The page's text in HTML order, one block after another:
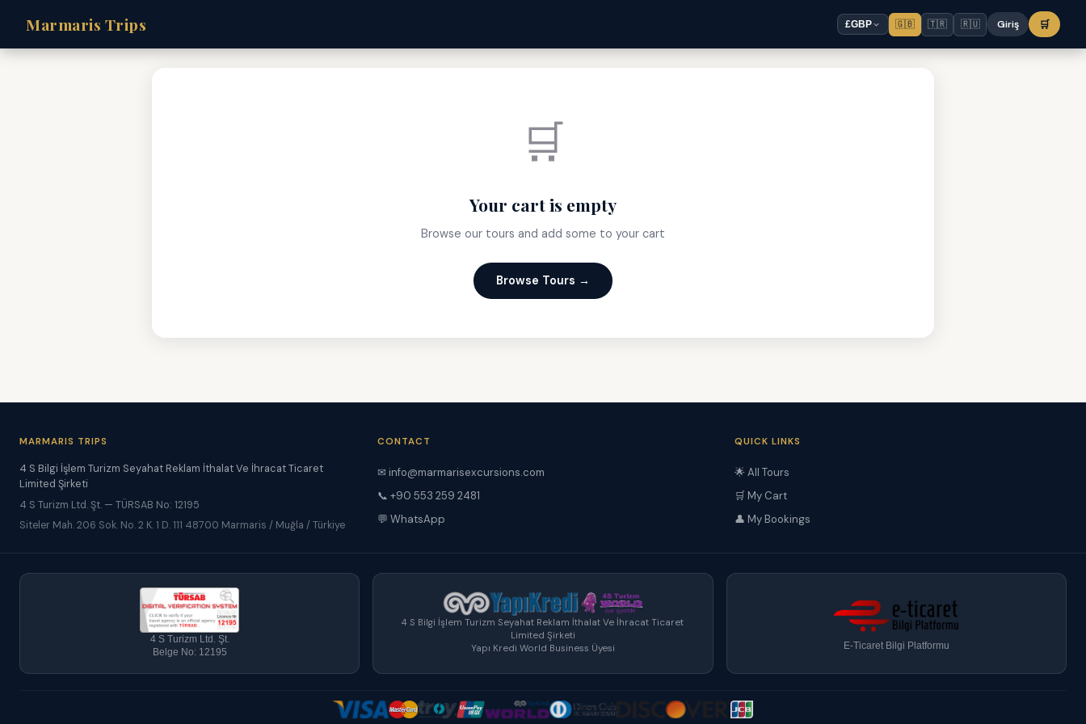
Marmaris Trips £GBP 🇬🇧 🇹🇷 🇷🇺 Giriş 🛒
🛒
Your cart is empty
Browse our tours and add some to your cart
Browse Tours →
MARMARIS TRIPS
4 S Bilgi İşlem Turizm Seyahat Reklam İthalat Ve İhracat Ticaret
Limited Şirketi
4 S Turizm Ltd. Şt. — TÜRSAB No: 12195
Siteler Mah. 206 Sok. No. 2 K. 1 D. 111 48700 Marmaris / Muğla / Türkiye
CONTACT
✉ info@marmarisexcursions.com
📞 +90 553 259 2481
💬 WhatsApp
QUICK LINKS
🌟 All Tours
🛒 My Cart
👤 My Bookings
4 S Turizm Ltd. Şt.
Belge No: 12195
4 S Bilgi İşlem Turizm Seyahat Reklam İthalat Ve İhracat Ticaret
Limited Şirketi
Yapı Kredi World Business Üyesi
E-Ticaret Bilgi Platformu